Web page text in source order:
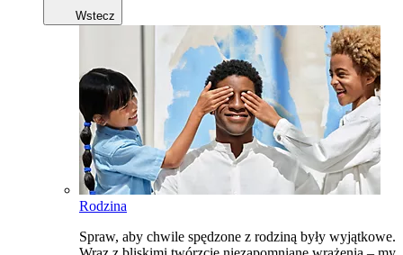
Wstecz
Rodzina
Spraw, aby chwile spędzone z rodziną były wyjątkowe.